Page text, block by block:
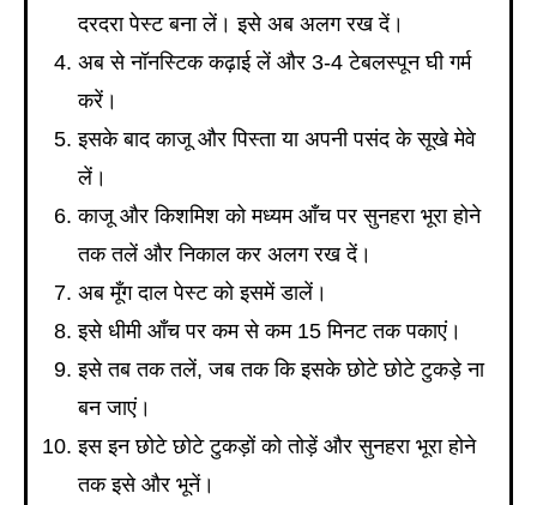
दरदरा पेस्ट बना लें। इसे अब अलग रख दें।
अब से नॉनस्टिक कढ़ाई लें और 3-4 टेबलस्पून घी गर्म
करें।
इसके बाद काजू और पिस्ता या अपनी पसंद के सूखे मेवे
लें।
काजू और किशमिश को मध्यम आँच पर सुनहरा भूरा होने
तक तलें और निकाल कर अलग रख दें।
अब मूँग दाल पेस्ट को इसमें डालें।
इसे धीमी आँच पर कम से कम 15 मिनट तक पकाएं।
इसे तब तक तलें, जब तक कि इसके छोटे छोटे टुकड़े ना
बन जाएं।
इस इन छोटे छोटे टुकड़ों को तोड़ें और सुनहरा भूरा होने
तक इसे और भूनें।